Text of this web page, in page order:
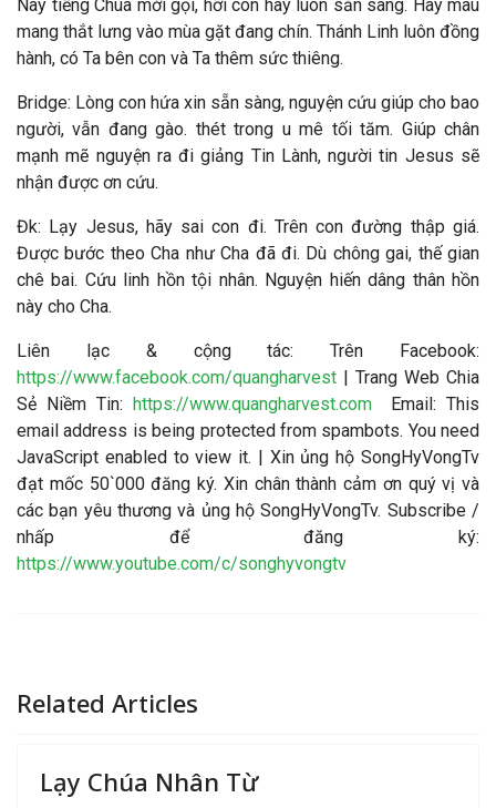
Này tiếng Chúa mời gọi, hỡi con hãy luôn sẵn sàng. Hãy mau
mang thắt lưng vào mùa gặt đang chín. Thánh Linh luôn đồng
hành, có Ta bên con và Ta thêm sức thiêng.
Bridge: Lòng con hứa xin sẵn sàng, nguyện cứu giúp cho bao
người, vẫn đang gào. thét trong u mê tối tăm. Giúp chân
mạnh mẽ nguyện ra đi giảng Tin Lành, người tin Jesus sẽ
nhận được ơn cứu.
Đk: Lạy Jesus, hãy sai con đi. Trên con đường thập giá.
Được bước theo Cha như Cha đã đi. Dù chông gai, thế gian
chê bai. Cứu linh hồn tội nhân. Nguyện hiến dâng thân hồn
này cho Cha.
Liên lạc & cộng tác: Trên Facebook:
https://www.facebook.com/quangharvest | Trang Web Chia
Sẻ Niềm Tin: https://www.quangharvest.comEmail: This
email address is being protected from spambots. You need
JavaScript enabled to view it. | Xin ủng hộ SongHyVongTv
đạt mốc 50`000 đăng ký. Xin chân thành cảm ơn quý vị và
các bạn yêu thương và ủng hộ SongHyVongTv. Subscribe /
nhấp để đăng ký:
https://www.youtube.com/c/songhyvongtv
Related Articles
Lạy Chúa Nhân Từ